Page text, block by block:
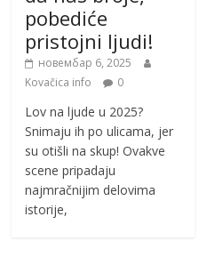
pobediće
pristojni ljudi!
новембар 6, 2025
Kovačica info
0
Lov na ljude u 2025?
Snimaju ih po ulicama, jer
su otišli na skup! Ovakve
scene pripadaju
najmračnijim delovima
istorije,